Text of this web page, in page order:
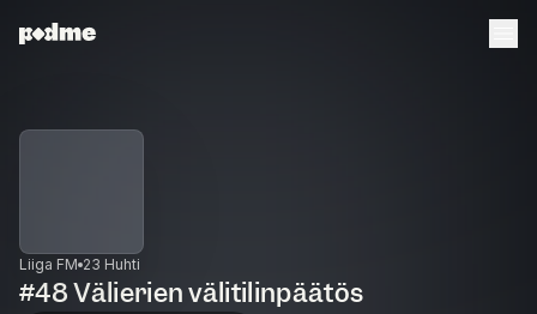
Liiga FM 23 Huhti
#48 Välierien välitilinpäätös